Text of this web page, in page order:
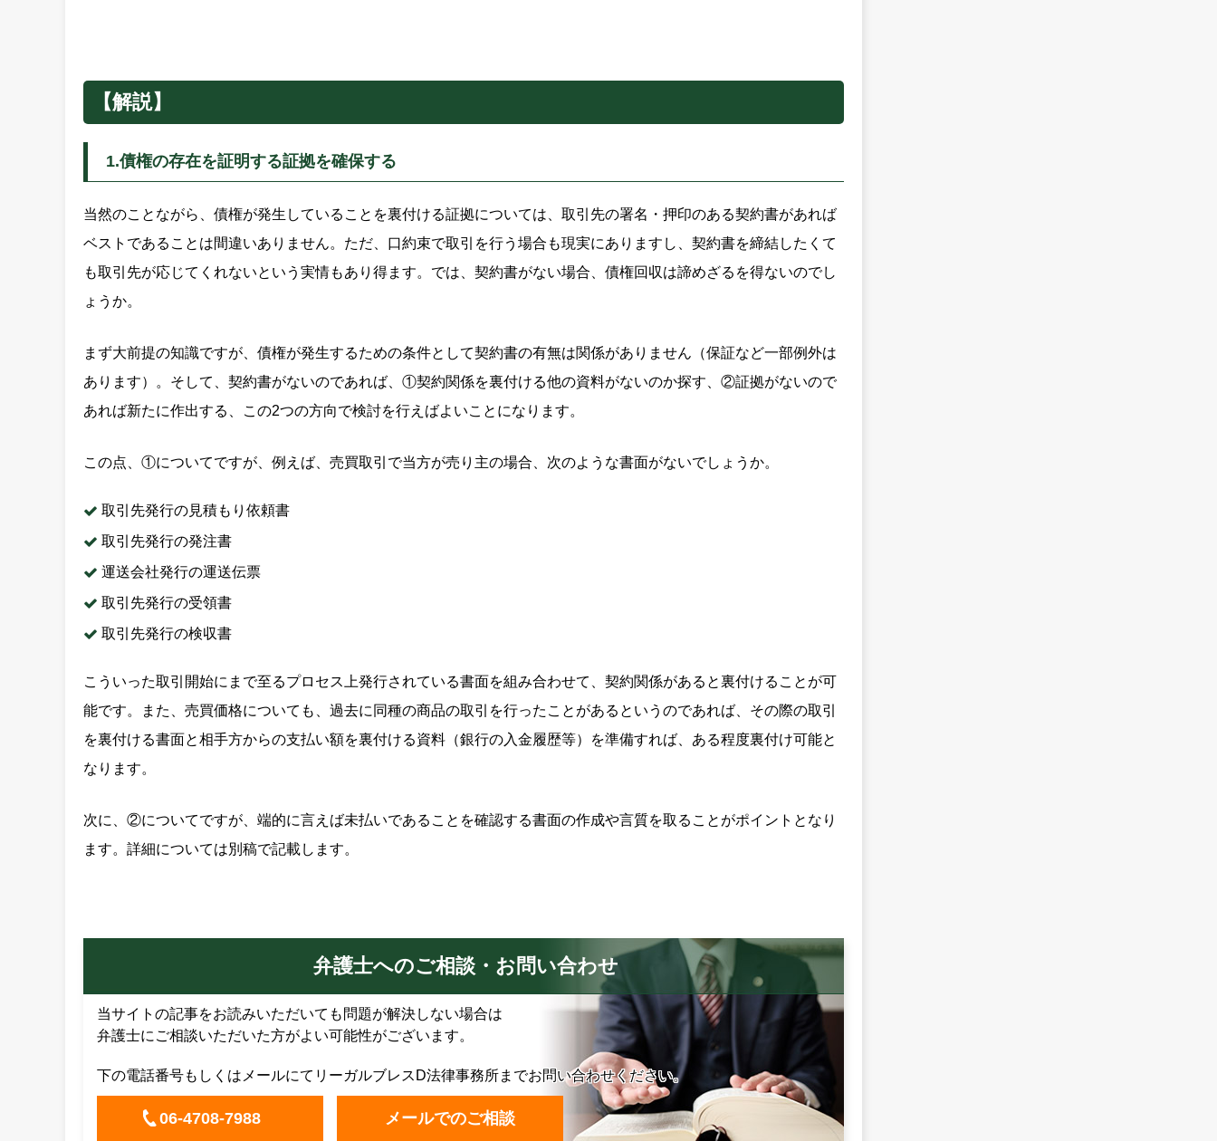
【解説】
1.債権の存在を証明する証拠を確保する
当然のことながら、債権が発生していることを裏付ける証拠については、取引先の署名・押印のある契約書があれば
ベストであることは間違いありません。ただ、口約束で取引を行う場合も現実にありますし、契約書を締結したくて
も取引先が応じてくれないという実情もあり得ます。では、契約書がない場合、債権回収は諦めざるを得ないのでし
ょうか。
まず大前提の知識ですが、債権が発生するための条件として契約書の有無は関係がありません（保証など一部例外は
あります）。そして、契約書がないのであれば、①契約関係を裏付ける他の資料がないのか探す、②証拠がないので
あれば新たに作出する、この2つの方向で検討を行えばよいことになります。
この点、①についてですが、例えば、売買取引で当方が売り主の場合、次のような書面がないでしょうか。
取引先発行の見積もり依頼書
取引先発行の発注書
運送会社発行の運送伝票
取引先発行の受領書
取引先発行の検収書
こういった取引開始にまで至るプロセス上発行されている書面を組み合わせて、契約関係があると裏付けることが可
能です。また、売買価格についても、過去に同種の商品の取引を行ったことがあるというのであれば、その際の取引
を裏付ける書面と相手方からの支払い額を裏付ける資料（銀行の入金履歴等）を準備すれば、ある程度裏付け可能と
なります。
次に、②についてですが、端的に言えば未払いであることを確認する書面の作成や言質を取ることがポイントとなり
ます。詳細については別稿で記載します。
弁護士へのご相談・お問い合わせ
当サイトの記事をお読みいただいても問題が解決しない場合は
弁護士にご相談いただいた方がよい可能性がございます。
下の電話番号もしくはメールにてリーガルブレスD法律事務所までお問い合わせください。
06-4708-7988 メールでのご相談